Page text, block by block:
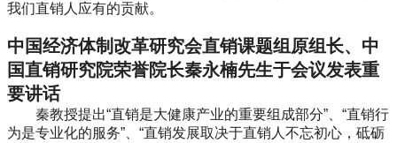
我们直销人应有的贡献。
中国经济体制改革研究会直销课题组原组长、中
国直销研究院荣誉院长秦永楠先生于会议发表重
要讲话
秦教授提出“直销是大健康产业的重要组成部分”、“直销行
为是专业化的服务”、“直销发展取决于直销人不忘初心，砥砺